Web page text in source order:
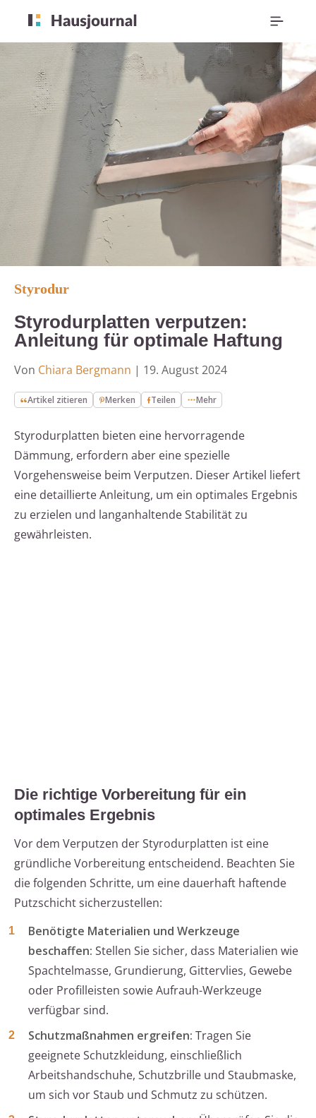
Styrodur
Styrodurplatten verputzen:
Anleitung für optimale Haftung
Von Chiara Bergmann | 19. August 2024
Artikel zitieren Merken Teilen Mehr
Styrodurplatten bieten eine hervorragende
Dämmung, erfordern aber eine spezielle
Vorgehensweise beim Verputzen. Dieser Artikel liefert
eine detaillierte Anleitung, um ein optimales Ergebnis
zu erzielen und langanhaltende Stabilität zu
gewährleisten.
Die richtige Vorbereitung für ein
optimales Ergebnis
Vor dem Verputzen der Styrodurplatten ist eine
gründliche Vorbereitung entscheidend. Beachten Sie
die folgenden Schritte, um eine dauerhaft haftende
Putzschicht sicherzustellen:
Benötigte Materialien und Werkzeuge
beschaffen: Stellen Sie sicher, dass Materialien wie
Spachtelmasse, Grundierung, Gittervlies, Gewebe
oder Profilleisten sowie Aufrauh-Werkzeuge
verfügbar sind.
Schutzmaßnahmen ergreifen: Tragen Sie
geeignete Schutzkleidung, einschließlich
Arbeitshandschuhe, Schutzbrille und Staubmaske,
um sich vor Staub und Schmutz zu schützen.